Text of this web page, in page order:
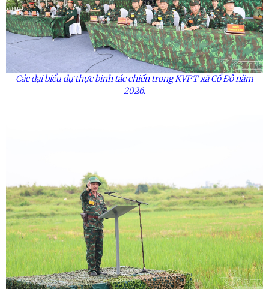
Các đại biểu dự thực binh tác chiến trong KVPT xã Cổ Đô năm
2026.